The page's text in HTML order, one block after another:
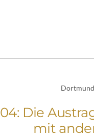
Dortmund
Die
mit